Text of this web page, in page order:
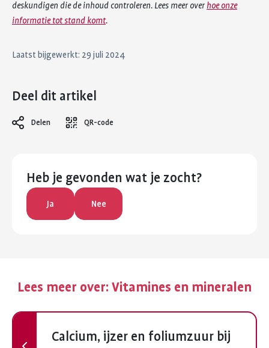
deskundigen die de inhoud controleren. Lees meer over hoe onze
informatie tot stand komt.
Laatst bijgewerkt: 29 juli 2024
Deel dit artikel
Delen QR-code
Heb je gevonden wat je zocht?
Ja Nee
Lees meer over: Vitamines en mineralen
Vorige
Calcium, ijzer en foliumzuur bij